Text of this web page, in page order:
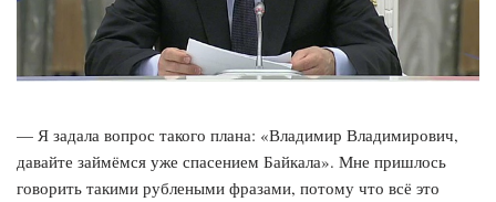
— Я задала вопрос такого плана: «Владимир Владимирович,
давайте займёмся уже спасением Байкала». Мне пришлось
говорить такими рублеными фразами, потому что всё это